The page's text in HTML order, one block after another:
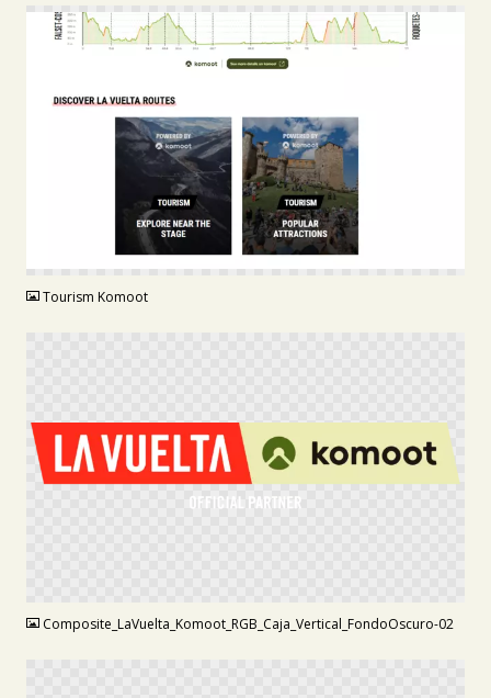
Tourism Komoot
Composite_LaVuelta_Komoot_RGB_Caja_Vertical_FondoOscuro-02